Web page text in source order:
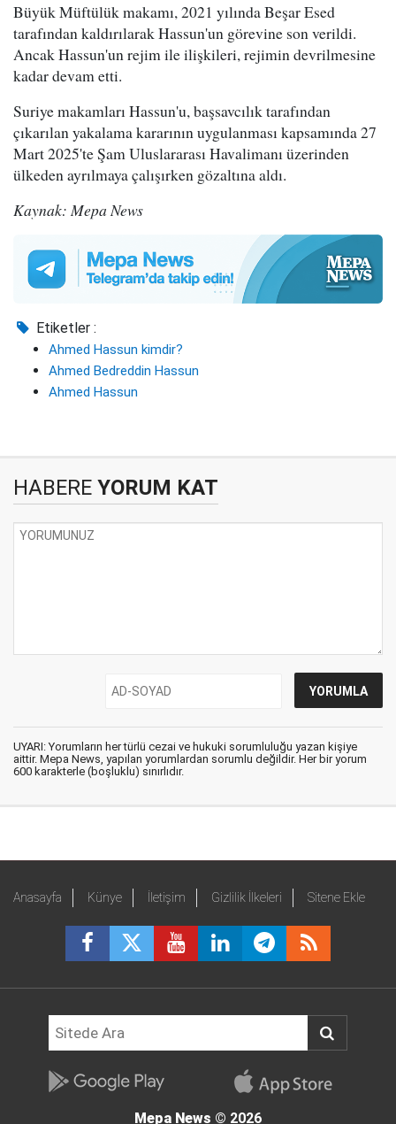
Büyük Müftülük makamı, 2021 yılında Beşar Esed
tarafından kaldırılarak Hassun'un görevine son verildi.
Ancak Hassun'un rejim ile ilişkileri, rejimin devrilmesine
kadar devam etti.
Suriye makamları Hassun'u, başsavcılık tarafından
çıkarılan yakalama kararının uygulanması kapsamında 27
Mart 2025'te Şam Uluslararası Havalimanı üzerinden
ülkeden ayrılmaya çalışırken gözaltına aldı.
Kaynak: Mepa News
Etiketler :
Ahmed Hassun kimdir?
Ahmed Bedreddin Hassun
Ahmed Hassun
HABERE YORUM KAT
UYARI: Yorumların her türlü cezai ve hukuki sorumluluğu yazan kişiye
aittir. Mepa News, yapılan yorumlardan sorumlu değildir. Her bir yorum
600 karakterle (boşluklu) sınırlıdır.
Anasayfa Künye İletişim Gizlilik İlkeleri Sitene Ekle
Mepa News © 2026